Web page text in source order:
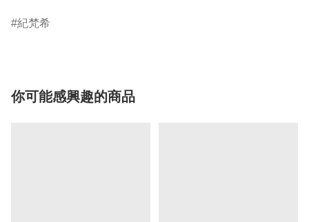
紀梵希
你可能感興趣的商品